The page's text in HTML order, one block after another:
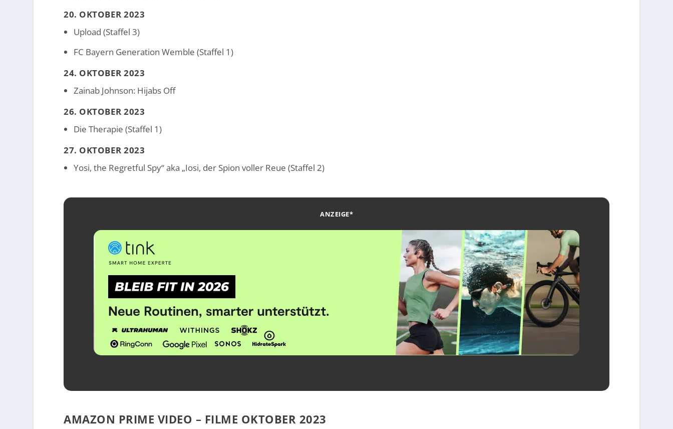
20. OKTOBER 2023
Upload (Staffel 3)
FC Bayern Generation Wemble (Staffel 1)
24. OKTOBER 2023
Zainab Johnson: Hijabs Off
26. OKTOBER 2023
Die Therapie (Staffel 1)
27. OKTOBER 2023
Yosi, the Regretful Spy“ aka „Iosi, der Spion voller Reue (Staffel 2)
ANZEIGE*
AMAZON PRIME VIDEO – FILME OKTOBER 2023